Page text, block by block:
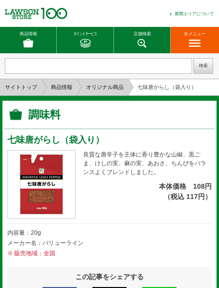
展開エリアについて
商品情報 ポイントサービス 店舗検索 全メニュー
サイトトップ 商品情報 オリジナル商品 七味唐がらし（袋入り）
調味料
七味唐がらし（袋入り）
良質な唐辛子を主体に香り豊かな山椒、黒ご
ま、けしの実、麻の実、あおさ、ちんぴをバラ
ンスよくブレンドしました。
本体価格 108円
（税込 117円）
内容量：20g
メーカー名：バリューライン
販売地域：全国
この記事をシェアする